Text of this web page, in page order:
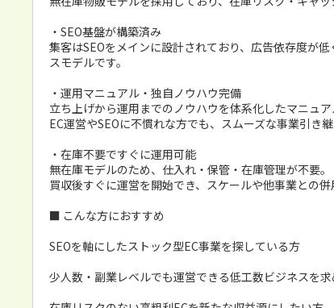
・SEO基盤が構築済み
集客はSEOをメインに設計されており、広告依存度が
スモデルです。
・運用マニュアル・独自ノウハウ完備
立ち上げから運用までのノウハウを体系化したマニュア
EC運営やSEOに不慣れな方でも、スムーズな事業引き継
・在庫不要ですぐに運用可能
無在庫モデルのため、仕入れ・保管・在庫管理が不要。
買収後すぐに運営を開始でき、スケールや他事業との併
■ こんな方におすすめ
SEOを軸にしたストック型EC事業を探している方
少人数・副業レベルでも運営できる低工数ビジネスを